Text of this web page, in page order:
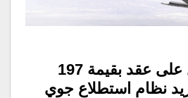
“ريثيون” تحصل على عقد بقيمة 197
نظام استطلاع جوي